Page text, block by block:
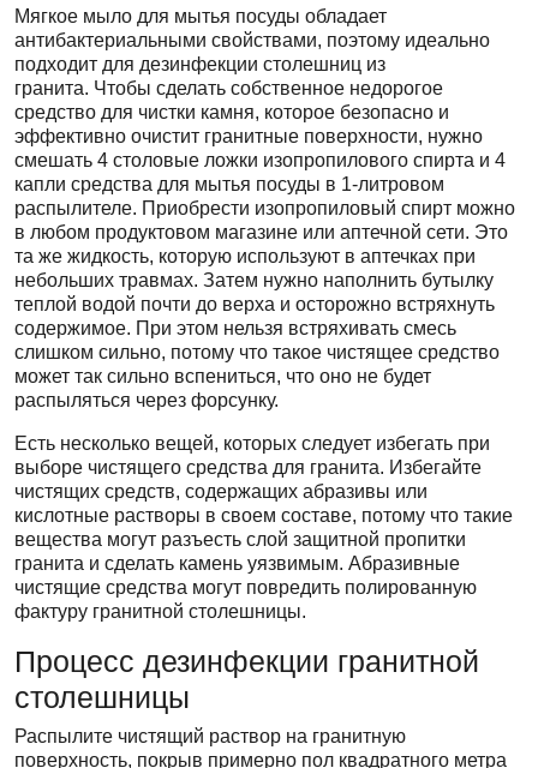
Мягкое мыло для мытья посуды обладает
антибактериальными свойствами, поэтому идеально
подходит для дезинфекции столешниц из
гранита. Чтобы сделать собственное недорогое
средство для чистки камня, которое безопасно и
эффективно очистит гранитные поверхности, нужно
смешать 4 столовые ложки изопропилового спирта и 4
капли средства для мытья посуды в 1-литровом
распылителе. Приобрести изопропиловый спирт можно
в любом продуктовом магазине или аптечной сети. Это
та же жидкость, которую используют в аптечках при
небольших травмах. Затем нужно наполнить бутылку
теплой водой почти до верха и осторожно встряхнуть
содержимое. При этом нельзя встряхивать смесь
слишком сильно, потому что такое чистящее средство
может так сильно вспениться, что оно не будет
распыляться через форсунку.
Есть несколько вещей, которых следует избегать при
выборе чистящего средства для гранита. Избегайте
чистящих средств, содержащих абразивы или
кислотные растворы в своем составе, потому что такие
вещества могут разъесть слой защитной пропитки
гранита и сделать камень уязвимым. Абразивные
чистящие средства могут повредить полированную
фактуру гранитной столешницы.
Процесс дезинфекции гранитной
столешницы
Распылите чистящий раствор на гранитную
поверхность, покрыв примерно пол квадратного метра